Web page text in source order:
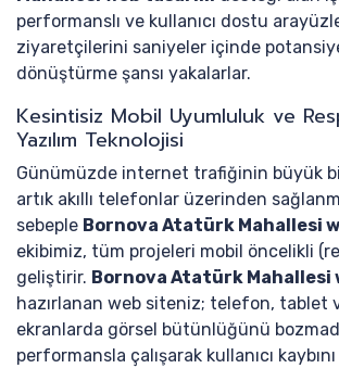
performanslı ve kullanıcı dostu
ziyaretçilerini saniyeler içinde
dönüştürme şansı yakalarlar.
Kesintisiz Mobil Uyumluluk ve
Yazılım Teknolojisi
Günümüzde internet trafiğinin büyük
artık akıllı telefonlar üzerinden
sebeple Bornova Atatürk Mahallesi
ekibimiz, tüm projeleri mobil öncelikli
geliştirir. Bornova Atatürk Mahallesi
hazırlanan web siteniz; telefon, tablet
ekranlarda görsel bütünlüğünü
performansla çalışarak kullanıcı